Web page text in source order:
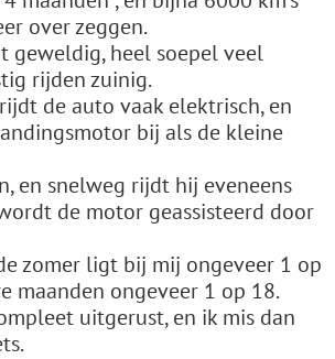
over zeggen.
geweldig, heel soepel veel
rijden zuinig.
de auto vaak elektrisch, en
bij als de kleine
en snelweg rijdt hij eveneens
de motor geassisteerd door
zomer ligt bij mij ongeveer 1 op
maanden ongeveer 1 op 18.
uitgerust, en ik mis dan